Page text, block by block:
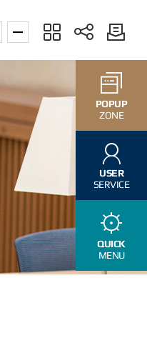
POPUP
ZONE
USER
SERVICE
QUICK
MENU